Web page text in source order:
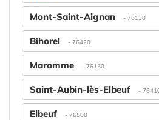
Mont-Saint-Aignan - 76130
Bihorel - 76420
Maromme - 76150
Saint-Aubin-lès-Elbeuf -
Elbeuf - 76500